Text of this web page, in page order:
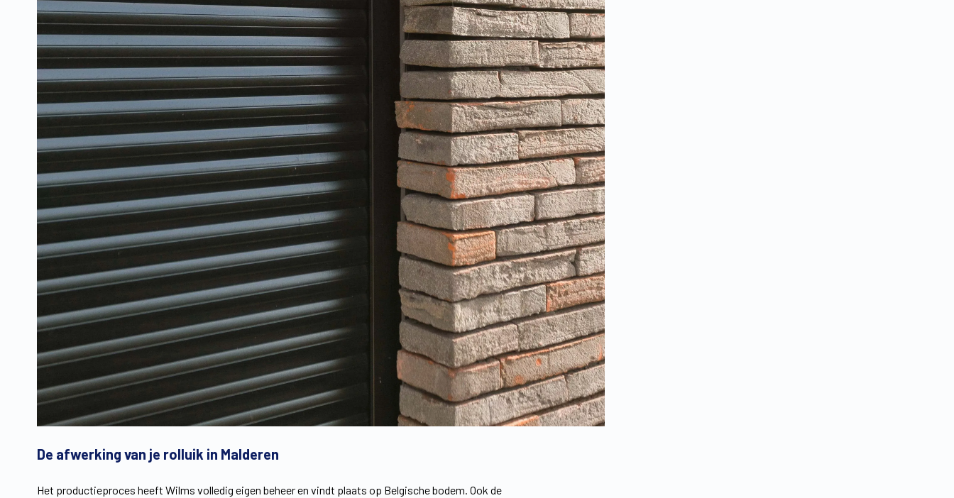
De afwerking van je rolluik in Malderen
Het productieproces heeft Wilms volledig eigen beheer en vindt plaats op Belgische bodem. Ook de